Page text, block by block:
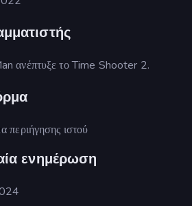
ανέπτυξε το Time Shooter 2.
περιήγησης ιστού
ενημέρωση